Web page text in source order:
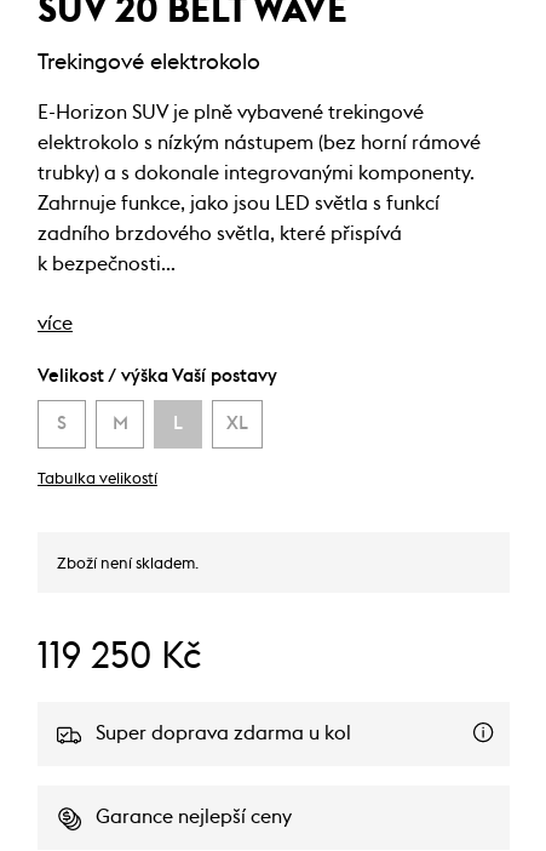
SUV 20 BELT WAVE
Trekingové elektrokolo
E-Horizon SUV je plně vybavené trekingové
elektrokolo s nízkým nástupem (bez horní rámové
trubky) a s dokonale integrovanými komponenty.
Zahrnuje funkce, jako jsou LED světla s funkcí
zadního brzdového světla, které přispívá
k bezpečnosti…
více
Velikost / výška Vaší postavy
S M L XL
Tabulka velikostí
Zboží není skladem.
119 250 Kč
Super doprava zdarma u kol
Garance nejlepší ceny